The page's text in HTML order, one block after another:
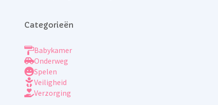
Categorieën
Babykamer
Onderweg
Spelen
Veiligheid
Verzorging